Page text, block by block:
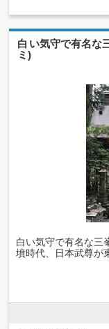
白い気守で有名な三峯神社に行った(見どころ/御朱印/口コ
ミ)
白い気守で有名な三
墳時代、日本武尊が